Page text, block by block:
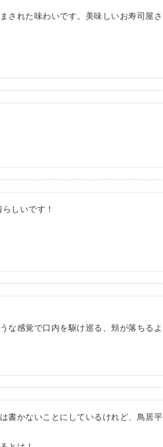
された味わいです。美味しいお寿司屋さ
しいです！
な感覚で口内を駆け巡る、頬が落ちるよ
書かないことにしているけれど、鳥居平